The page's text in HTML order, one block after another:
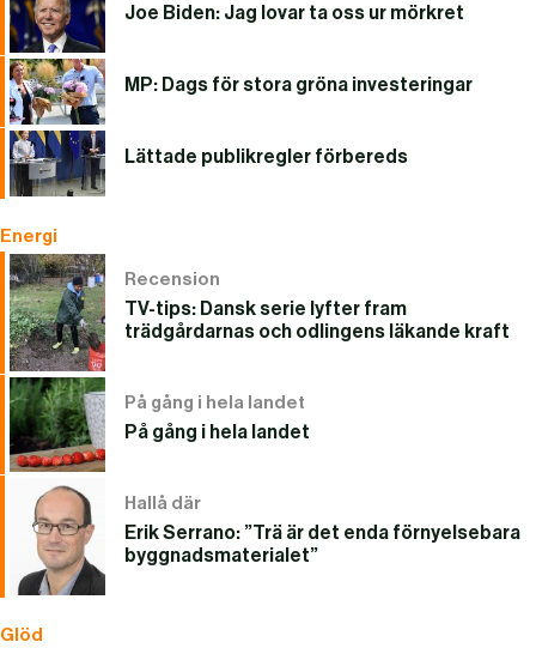
Joe Biden: Jag lovar ta oss ur mörkret
MP: Dags för stora gröna investeringar
Lättade publikregler förbereds
Energi
Recension
TV-tips: Dansk serie lyfter fram
trädgårdarnas och odlingens läkande kraft
På gång i hela landet
På gång i hela landet
Hallå där
Erik Serrano: ”Trä är det enda förnyelsebara
byggnadsmaterialet”
Glöd